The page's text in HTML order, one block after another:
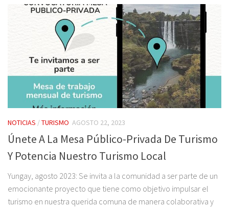
NOTICIAS /TURISMO AGOSTO 22, 2023
Únete A La Mesa Público-Privada De Turismo
Y Potencia Nuestro Turismo Local
Yungay, agosto 2023: Se invita a la comunidad a ser parte de un
emocionante proyecto que tiene como objetivo impulsar el
turismo en nuestra querida comuna de manera colaborativa y